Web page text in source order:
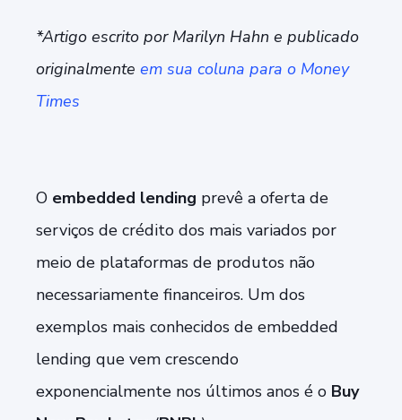
*Artigo escrito por Marilyn Hahn e publicado
originalmente em sua coluna para o Money
Times
O embedded lending prevê a oferta de
serviços de crédito dos mais variados por
meio de plataformas de produtos não
necessariamente financeiros. Um dos
exemplos mais conhecidos de embedded
lending que vem crescendo
exponencialmente nos últimos anos é o Buy